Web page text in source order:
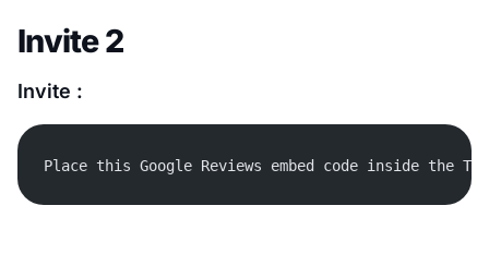
Invite 2
Invite :
Place this Google Reviews embed code inside